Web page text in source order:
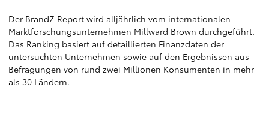
Der BrandZ Report wird alljährlich vom internationalen
Marktforschungsunternehmen Millward Brown durchgeführt.
Das Ranking basiert auf detaillierten Finanzdaten der
untersuchten Unternehmen sowie auf den Ergebnissen aus
Befragungen von rund zwei Millionen Konsumenten in mehr
als 30 Ländern.